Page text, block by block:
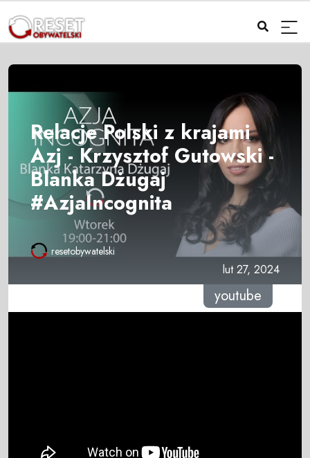
Relacje Polski z krajami
Azj - Krzysztof Gutowski -
Blanka Dżugaj
#AzjaIncognita
resetobywatelski
lut 27, 2024
youtube